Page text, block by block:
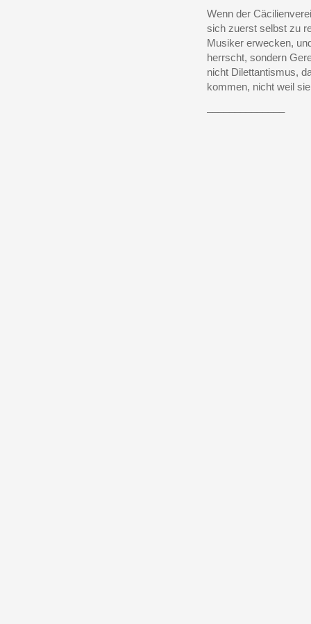
Wenn der
sich zuerst selbst zu
Musiker erwecken,
herrscht, sondern
nicht Dilettantismus,
kommen, nicht weil